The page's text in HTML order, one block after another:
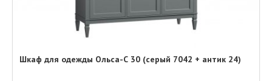
Шкаф для одежды Ольса-С 30 (серый 7042 + антик 24)